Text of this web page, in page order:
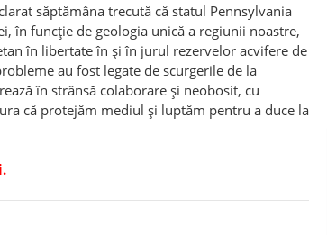
săptămâna trecută că statul Pennsylvania
în funcție de geologia unică a regiunii noastre,
în libertate în și în jurul rezervelor acvifere de
au fost legate de scurgerile de la
în strânsă colaborare și neobosit, cu
că protejăm mediul și luptăm pentru a duce la